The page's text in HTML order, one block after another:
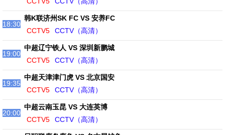
18:30
韩K联济州SK FC VS 安养FC
CCTV5
CCTV（高清）
19:00
中超辽宁铁人 VS 深圳新鹏城
CCTV5
CCTV（高清）
19:35
中超天津津门虎 VS 北京国安
CCTV5
CCTV（高清）
20:00
中超云南玉昆 VS 大连英博
CCTV5
CCTV（高清）